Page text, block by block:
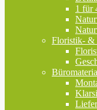
1 für
Floristik- &